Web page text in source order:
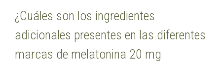
¿Cuáles son los ingredientes
adicionales presentes en las diferentes
marcas de melatonina 20 mg